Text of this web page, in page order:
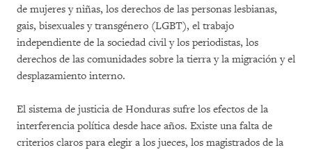
de mujeres y niñas, los derechos de las personas lesbianas,
gais, bisexuales y transgénero (LGBT), el trabajo
independiente de la sociedad civil y los periodistas, los
derechos de las comunidades sobre la tierra y la migración y el
desplazamiento interno.
El sistema de justicia de Honduras sufre los efectos de la
interferencia política desde hace años. Existe una falta de
criterios claros para elegir a los jueces, los magistrados de la